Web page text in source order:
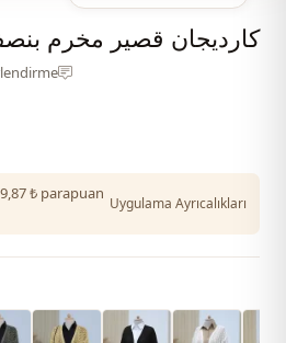
كارديجان قصير مخرم
₺ parapuan
Uygulama Ayrıcalıkları